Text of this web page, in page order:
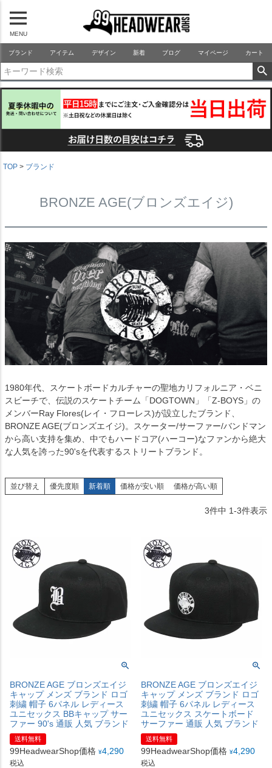
MENU
99HEADWEARSHOP
ブランド アイテム デザイン 新着 ブログ マイページ カート
TOP ブランド
BRONZE AGE(ブロンズエイジ)
1980年代、スケートボードカルチャーの聖地カリフォルニア・ベニ
スビーチで、伝説のスケートチーム「DOGTOWN」「Z-BOYS」の
メンバーRay Flores(レイ・フローレス)が設立したブランド、
BRONZE AGE(ブロンズエイジ)。スケーター/サーファー/バンドマン
から高い支持を集め、中でもハードコア(ハーコー)なファンから絶大
な人気を誇った90'sを代表するストリートブランド。
並び替え 優先度順 新着順 価格が安い順 価格が高い順
3件中 1-3件表示
BRONZE AGE ブロンズエイジ
キャップ メンズ ブランド ロゴ
刺繍 帽子 6パネル レディース
ユニセックス BBキャップ サー
ファー 90's 通販 人気 ブランド
送料無料
99HeadwearShop価格 ¥4,290
税込
BRONZE AGE ブロンズエイジ
キャップ メンズ ブランド ロゴ
刺繍 帽子 6パネル レディース
ユニセックス スケートボード
サーファー 通販 人気 ブランド
送料無料
99HeadwearShop価格 ¥4,290
税込